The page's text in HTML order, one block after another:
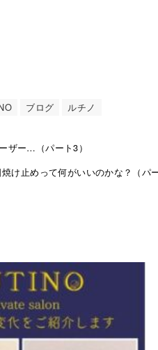
ブログ ルチノ
ザー…（パート3）
焼け止めって何がいいのかな？（パ